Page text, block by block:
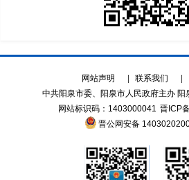
网站声明 联系我们
中共阳泉市委、阳泉市人民政府主办 阳
网站标识码：1403000041 晋ICP
晋公网安备